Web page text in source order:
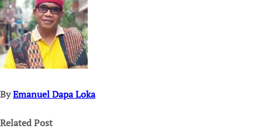
ByEmanuel Dapa Loka
Related Post